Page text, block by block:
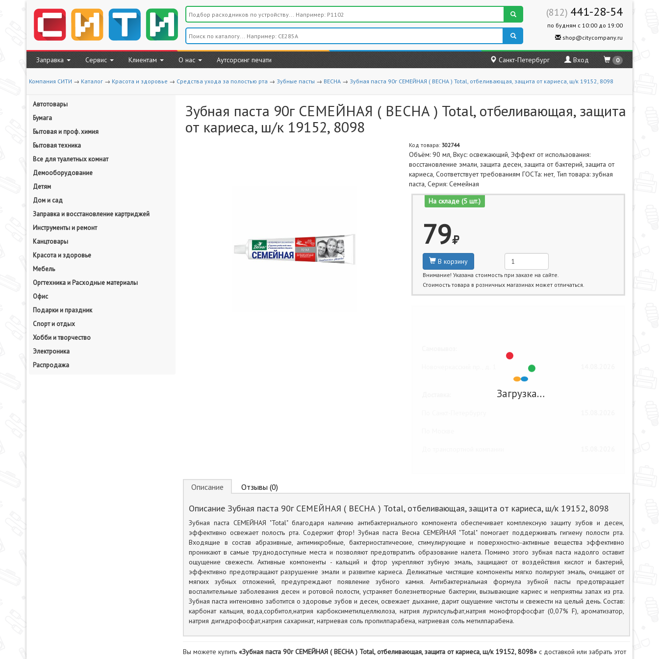
(812) 441-28-54
по будням с 10:00 до 19:00
shop@citycompany.ru
Заправка Сервис Клиентам О нас Аутсорсинг печати Санкт-Петербург Вход 0
Компания СИТИ → Каталог → Красота и здоровье → Средства ухода за полостью рта → Зубные пасты → ВЕСНА → Зубная паста 90г СЕМЕЙНАЯ ( ВЕСНА ) Total, отбеливающая, защита от кариеса, ш/к 19152, 8098
Автотовары
Бумага
Бытовая и проф. химия
Бытовая техника
Все для туалетных комнат
Демооборудование
Детям
Дом и сад
Заправка и восстановление картриджей
Инструменты и ремонт
Канцтовары
Красота и здоровье
Мебель
Оргтехника и Расходные материалы
Офис
Подарки и праздник
Спорт и отдых
Хобби и творчество
Электроника
Распродажа
Зубная паста 90г СЕМЕЙНАЯ ( ВЕСНА ) Total, отбеливающая, защита
от кариеса, ш/к 19152, 8098
Код товара:302744
Объём: 90 мл, Вкус: освежающий, Эффект от использования:
восстановление эмали, защита десен, защита от бактерий, защита от
кариеса, Соответствует требованиям ГОСТа: нет, Тип товара: зубная
паста, Серия: Семейная
На складе (5 шт.)
79
В корзину
Внимание! Указана стоимость при заказе на сайте.
Стоимость товара в розничных магазинах может отличаться.
Загрузка…
Описание Отзывы (0)
Описание Зубная паста 90г СЕМЕЙНАЯ ( ВЕСНА ) Total, отбеливающая, защита от кариеса, ш/к 19152, 8098
Зубная паста СЕМЕЙНАЯ "Total" благодаря наличию антибактериального компонента обеспечивает комплексную защиту зубов и десен,
эффективно освежает полость рта. Содержит фтор! Зубная паста Весна СЕМЕЙНАЯ "Total" помогает поддерживать гигиену полости рта.
Входящие в состав абразивные, антимикробные, бактериостатические, стимулирующие и поверхностно-активные вещества эффективно
проникают в самые труднодоступные места и позволяют предотвратить образование налета. Помимо этого зубная паста надолго оставит
ощущение свежести. Активные компоненты - кальций и фтор укрепляют зубную эмаль, защищают от воздействия кислот и бактерий,
эффективно предотвращают разрушение эмали и развитие кариеса. Деликатные чистящие компоненты мягко полируют эмаль, очищают от
мягких зубных отложений, предупреждают появление зубного камня. Антибактериальная формула зубной пасты предотвращает
воспалительные заболевания десен и ротовой полости, устраняет болезнетворные бактерии, вызывающие кариес и неприятны запах из рта.
Зубная паста интенсивно заботится о здоровье зубов и десен, освежает дыхание, дарит ощущение чистоты и свежести на целый день. Состав:
карбонат кальция, вода,сорбитол,натрия карбоксиметилцеллюлоза, натрия лурилсульфат,натрия монофторфосфат (0,07% F), ароматизатор,
натрия дигидрофосфат,натрия сахаринат, натриевая соль пропилпарабена, натриевая соль метилпарабена.
Вы можете купить «Зубная паста 90г СЕМЕЙНАЯ ( ВЕСНА ) Total, отбеливающая, защита от кариеса, ш/к 19152, 8098»с доставкой или забрать этот